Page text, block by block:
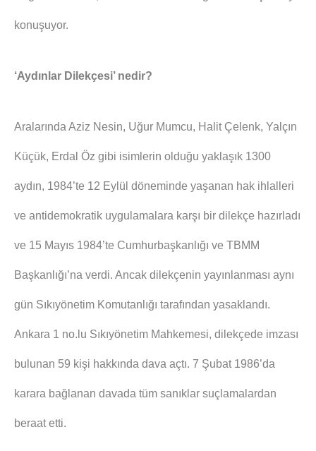
konuşuyor.
‘Aydınlar Dilekçesi’ nedir?
Aralarında Aziz Nesin, Uğur Mumcu, Halit Çelenk, Yalçın
Küçük, Erdal Öz gibi isimlerin olduğu yaklaşık 1300
aydın, 1984’te 12 Eylül döneminde yaşanan hak ihlalleri
ve antidemokratik uygulamalara karşı bir dilekçe hazırladı
ve 15 Mayıs 1984’te Cumhurbaşkanlığı ve TBMM
Başkanlığı’na verdi. Ancak dilekçenin yayınlanması aynı
gün Sıkıyönetim Komutanlığı tarafından yasaklandı.
Ankara 1 no.lu Sıkıyönetim Mahkemesi, dilekçede imzası
bulunan 59 kişi hakkında dava açtı. 7 Şubat 1986’da
karara bağlanan davada tüm sanıklar suçlamalardan
beraat etti.